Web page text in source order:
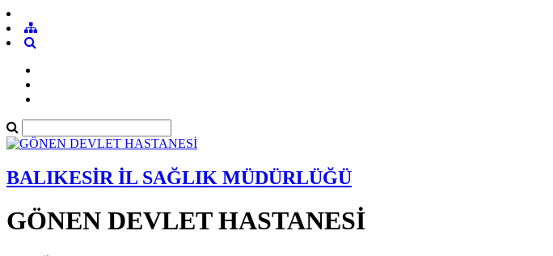
BALIKESİR İL SAĞLIK MÜDÜRLÜĞÜ
GÖNEN DEVLET HASTANESİ